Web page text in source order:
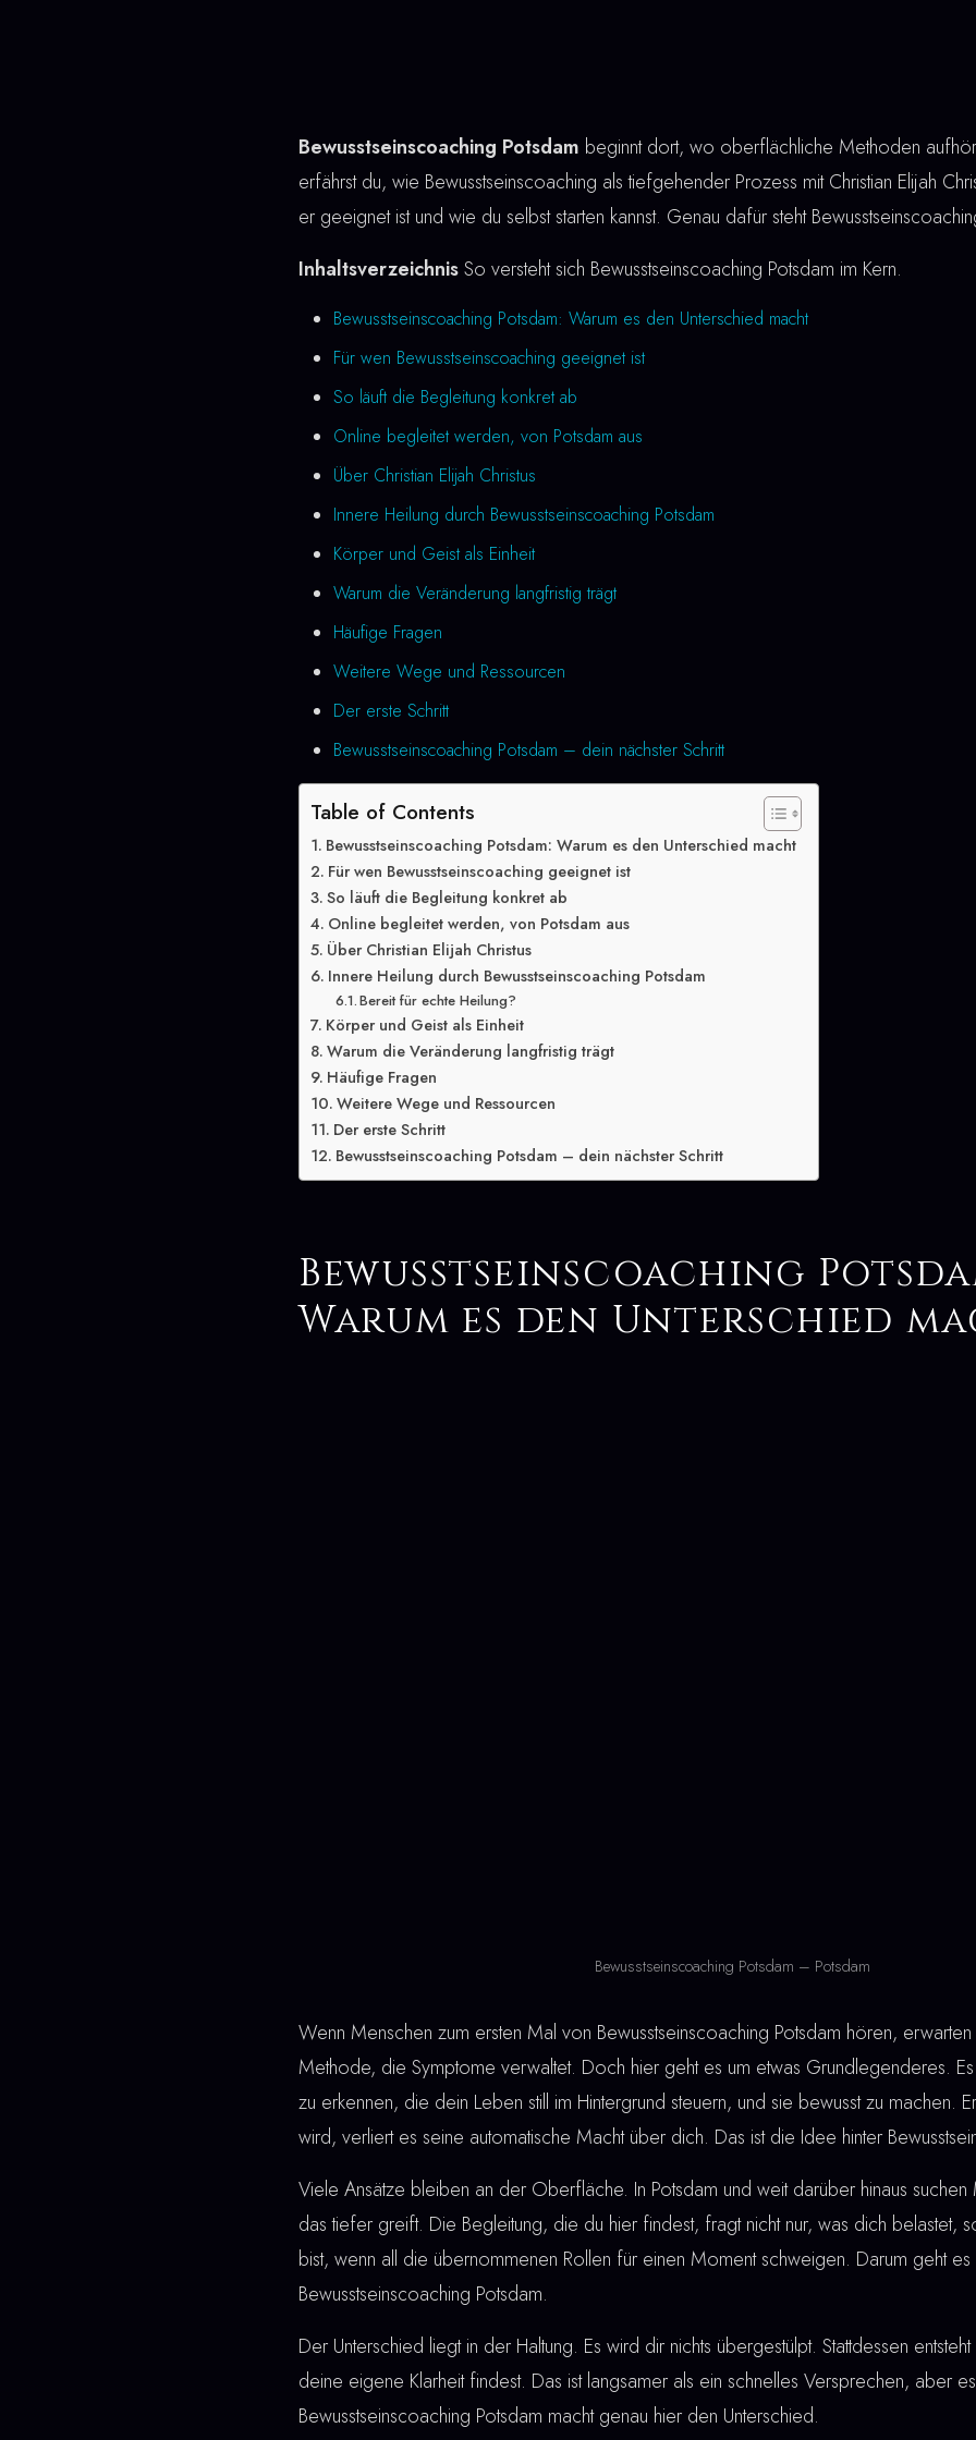
Bewusstseinscoaching Potsdam beginnt dort, wo oberflächliche Methoden
erfährst du, wie Bewusstseinscoaching als tiefgehender Prozess mit Christian Elijah
er geeignet ist und wie du selbst starten kannst. Genau dafür steht
InhaltsverzeichnisSo versteht sich Bewusstseinscoaching Potsdam im Kern.
Bewusstseinscoaching Potsdam: Warum es den Unterschied macht
Für wen Bewusstseinscoaching geeignet ist
So läuft die Begleitung konkret ab
Online begleitet werden, von Potsdam aus
Über Christian Elijah Christus
Innere Heilung durch Bewusstseinscoaching Potsdam
Körper und Geist als Einheit
Warum die Veränderung langfristig trägt
Häufige Fragen
Weitere Wege und Ressourcen
Der erste Schritt
Bewusstseinscoaching Potsdam – dein nächster Schritt
Table of Contents
Bewusstseinscoaching Potsdam: Warum es den Unterschied macht
Für wen Bewusstseinscoaching geeignet ist
So läuft die Begleitung konkret ab
Online begleitet werden, von Potsdam aus
Über Christian Elijah Christus
Innere Heilung durch Bewusstseinscoaching Potsdam
Bereit für echte Heilung?
Körper und Geist als Einheit
Warum die Veränderung langfristig trägt
Häufige Fragen
Weitere Wege und Ressourcen
Der erste Schritt
Bewusstseinscoaching Potsdam – dein nächster Schritt
Bewusstseinscoaching
Warum es den Unterschied
Bewusstseinscoaching Potsdam – Potsdam
Wenn Menschen zum ersten Mal von Bewusstseinscoaching Potsdam hören,
Methode, die Symptome verwaltet. Doch hier geht es um etwas Grundlegenderes.
zu erkennen, die dein Leben still im Hintergrund steuern, und sie bewusst zu machen.
wird, verliert es seine automatische Macht über dich. Das ist die Idee hinter
Viele Ansätze bleiben an der Oberfläche. In Potsdam und weit darüber hinaus suchen
das tiefer greift. Die Begleitung, die du hier findest, fragt nicht nur, was dich belastet,
bist, wenn all die übernommenen Rollen für einen Moment schweigen. Darum geht
Bewusstseinscoaching Potsdam.
Der Unterschied liegt in der Haltung. Es wird dir nichts übergestülpt. Stattdessen
deine eigene Klarheit findest. Das ist langsamer als ein schnelles Versprechen, aber
Bewusstseinscoaching Potsdam macht genau hier den Unterschied.